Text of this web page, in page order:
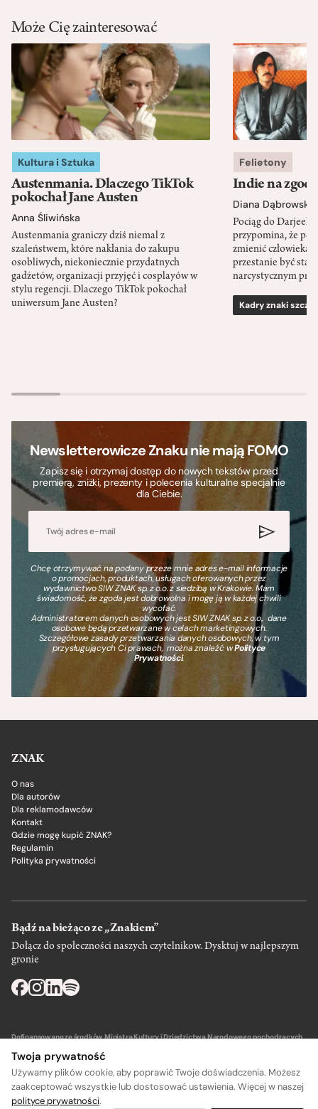
Może Cię zainteresować
Kultura i Sztuka
Austenmania. Dlaczego TikTok
pokochał Jane Austen
Anna Śliwińska
Austenmania graniczy dziś niemal z
szaleństwem, które nakłania do zakupu
osobliwych, niekoniecznie przydatnych
gadżetów, organizacji przyjęć i cosplayów w
stylu regencji. Dlaczego TikTok pokochał
uniwersum Jane Austen?
Felietony
Indie na
Diana Dąbrowska
Pociąg do
przypomina, że
zmienić człowieka
przestanie być
narcystycznym
Kadry znaki
Newsletterowicze Znaku nie mają FOMO
Zapisz się i otrzymaj dostęp do nowych tekstów przed
premierą, zniżki, prezenty i polecenia kulturalne specjalnie
dla Ciebie.
Chcę otrzymywać na podany przeze mnie adres e-mail informacje
o promocjach, produktach, usługach oferowanych przez
wydawnictwo SIW ZNAK sp. z o.o. z siedzibą w Krakowie. Mam
świadomość, że zgoda jest dobrowolna i mogę ją w każdej chwili
wycofać.
Administratorem danych osobowych jest SIW ZNAK sp. z o.o., dane
osobowe będą przetwarzane w celach marketingowych.
Szczegółowe zasady przetwarzania danych osobowych, w tym
przysługujących Ci prawach, można znaleźć wPolityce
Prywatności.
ZNAK
O nas
Dla autorów
Dla reklamodawców
Kontakt
Gdzie mogę kupić ZNAK?
Regulamin
Polityka prywatności
Bądź na bieżąco ze „Znakiem”
Dołącz do społeczności naszych czytelnikow. Dysktuj w najlepszym
gronie
Dofinansowano ze środków Ministra Kultury i Dziedzictwa Narodowego pochodzących
Twoja prywatność
Używamy plików cookie, aby poprawić Twoje doświadczenia. Możesz
zaakceptować wszystkie lub dostosować ustawienia. Więcej w naszej
polityce prywatności.